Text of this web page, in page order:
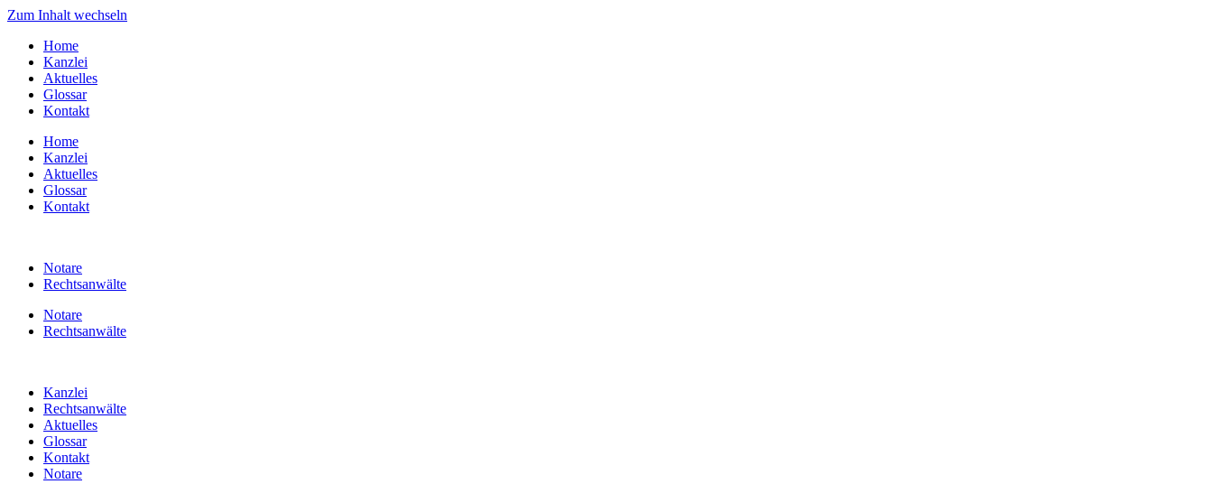
Zum Inhalt wechseln
Home
Kanzlei
Aktuelles
Glossar
Kontakt
Home
Kanzlei
Aktuelles
Glossar
Kontakt
Notare
Rechtsanwälte
Notare
Rechtsanwälte
Kanzlei
Rechtsanwälte
Aktuelles
Glossar
Kontakt
Notare